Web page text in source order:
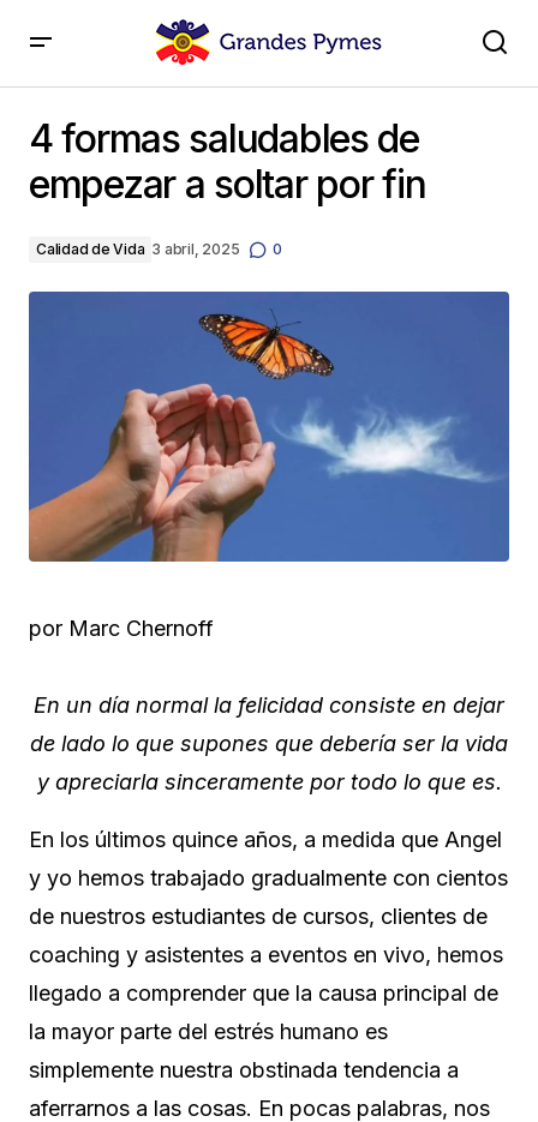
4 formas saludables de
empezar a soltar por fin
Calidad de Vida 3 abril, 2025 0
por Marc Chernoff
En un día normal la felicidad consiste en dejar
de lado lo que supones que debería ser la vida
y apreciarla sinceramente por todo lo que es.
En los últimos quince años, a medida que Angel
y yo hemos trabajado gradualmente con cientos
de nuestros estudiantes de cursos, clientes de
coaching y asistentes a eventos en vivo, hemos
llegado a comprender que la causa principal de
la mayor parte del estrés humano es
simplemente nuestra obstinada tendencia a
aferrarnos a las cosas. En pocas palabras, nos